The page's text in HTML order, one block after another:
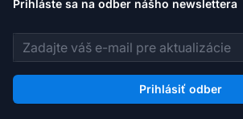
Prihláste sa na odber nášho newslettera
E-mailová adresa
Prihlásiť odber